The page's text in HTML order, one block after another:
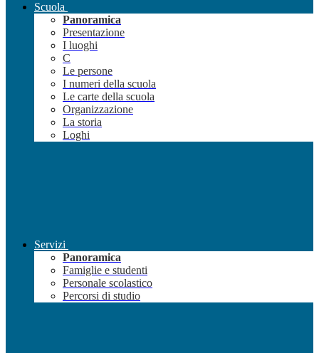
Scuola
Panoramica
Presentazione
I luoghi
C
Le persone
I numeri della scuola
Le carte della scuola
Organizzazione
La storia
Loghi
Servizi
Panoramica
Famiglie e studenti
Personale scolastico
Percorsi di studio